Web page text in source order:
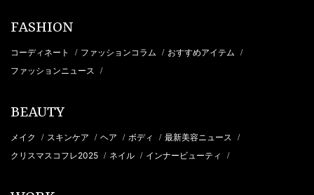
FASHION
コーディネート / ファッションコラム / おすすめアイテム /
ファッションニュース /
BEAUTY
メイク / スキンケア / ヘア / ボディ / 最新美容ニュース /
クリスマスコフレ2025 / ネイル / インナービューティ /